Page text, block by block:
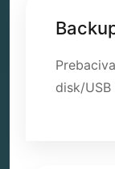
disk/USB